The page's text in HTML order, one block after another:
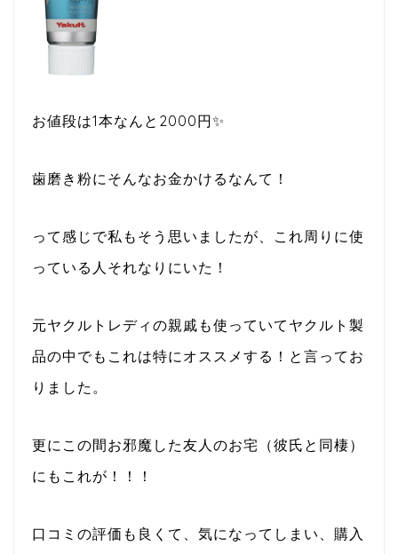
お値段は1本なんと2000円✨
歯磨き粉にそんなお金かけるなんて！
って感じで私もそう思いましたが、これ周りに使
っている人それなりにいた！
元ヤクルトレディの親戚も使っていてヤクルト製
品の中でもこれは特にオススメする！と言ってお
りました。
更にこの間お邪魔した友人のお宅（彼氏と同棲）
にもこれが！！！
口コミの評価も良くて、気になってしまい、購入